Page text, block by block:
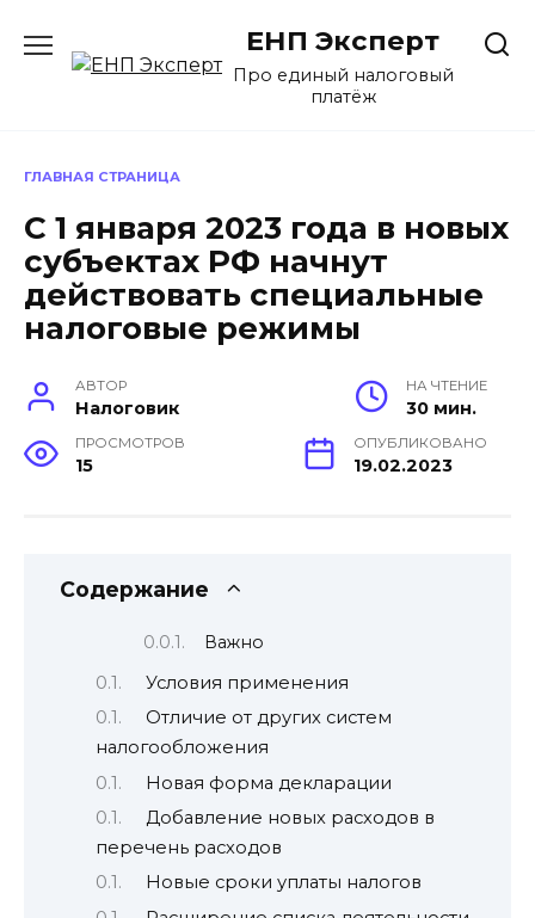
содержанию
ЕНП Эксперт
Про единый налоговый
платёж
ГЛАВНАЯ СТРАНИЦА
С 1 января 2023 года в новых
субъектах РФ начнут
действовать специальные
налоговые режимы
АВТОР
Налоговик
НА ЧТЕНИЕ
30 мин.
ПРОСМОТРОВ
15
ОПУБЛИКОВАНО
19.02.2023
Содержание
Важно
Условия применения
Отличие от других систем
налогообложения
Новая форма декларации
Добавление новых расходов в
перечень расходов
Новые сроки уплаты налогов